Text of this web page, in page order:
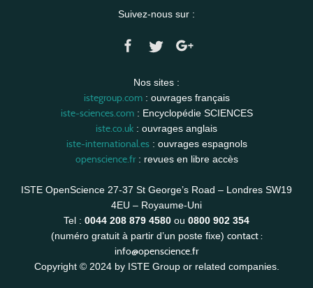
Suivez-nous sur :
Nos sites :
istegroup.com: ouvrages français
iste-sciences.com: Encyclopédie SCIENCES
iste.co.uk : ouvrages anglais
iste-international.es: ouvrages espagnols
openscience.fr: revues en libre accès
ISTE OpenScience 27-37 St George’s Road – Londres SW19
4EU – Royaume-Uni
Tel : 0044 208 879 4580 ou 0800 902 354
(numéro gratuit à partir d’un poste fixe) contact :
info@openscience.fr
Copyright © 2024 by ISTE Group or related companies.